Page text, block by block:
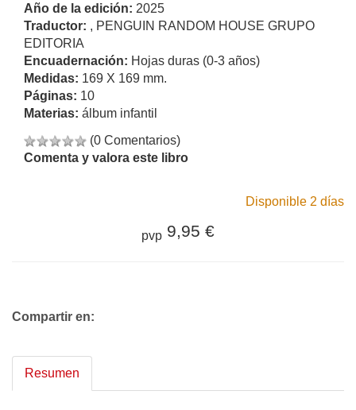
Año de la edición: 2025
Traductor: , PENGUIN RANDOM HOUSE GRUPO
EDITORIA
Encuadernación: Hojas duras (0-3 años)
Medidas: 169 X 169 mm.
Páginas: 10
Materias: álbum infantil
(0 Comentarios)
Comenta y valora este libro
Disponible 2 días
pvp 9,95 €
Compartir en:
Resumen